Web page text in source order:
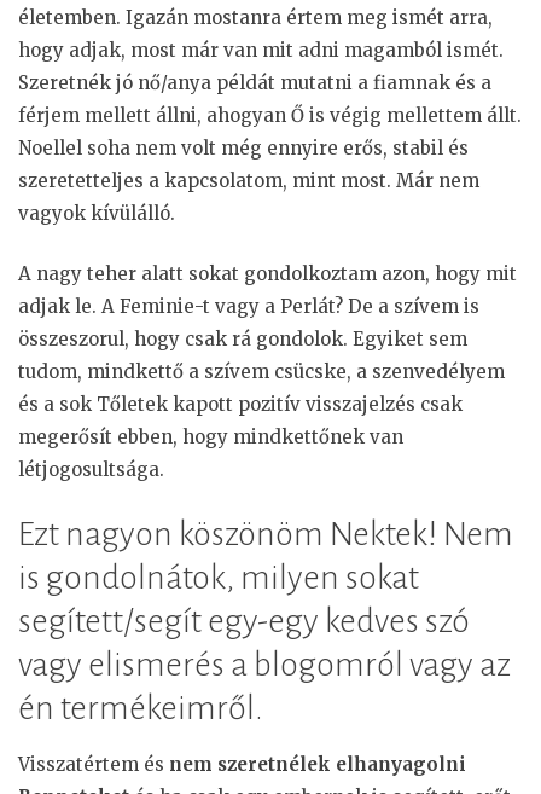
életemben. Igazán mostanra értem meg ismét arra,
hogy adjak, most már van mit adni magamból ismét.
Szeretnék jó nő/anya példát mutatni a fiamnak és a
férjem mellett állni, ahogyan Ő is végig mellettem állt.
Noellel soha nem volt még ennyire erős, stabil és
szeretetteljes a kapcsolatom, mint most. Már nem
vagyok kívülálló.
A nagy teher alatt sokat gondolkoztam azon, hogy mit
adjak le. A Feminie-t vagy a Perlát? De a szívem is
összeszorul, hogy csak rá gondolok. Egyiket sem
tudom, mindkettő a szívem csücske, a szenvedélyem
és a sok Tőletek kapott pozitív visszajelzés csak
megerősít ebben, hogy mindkettőnek van
létjogosultsága.
Ezt nagyon köszönöm Nektek! Nem
is gondolnátok, milyen sokat
segített/segít egy-egy kedves szó
vagy elismerés a blogomról vagy az
én termékeimről.
Visszatértem és nem szeretnélek elhanyagolni